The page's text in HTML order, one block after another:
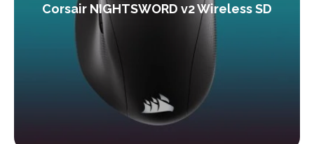
Corsair NIGHTSWORD v2 Wireless SD